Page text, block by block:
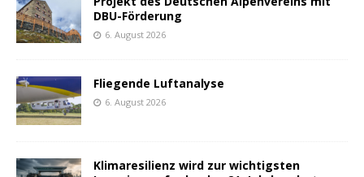
DBU-Förderung
6. August 2026
Fliegende Luftanalyse
6. August 2026
Klimaresilienz wird zur wichtigsten